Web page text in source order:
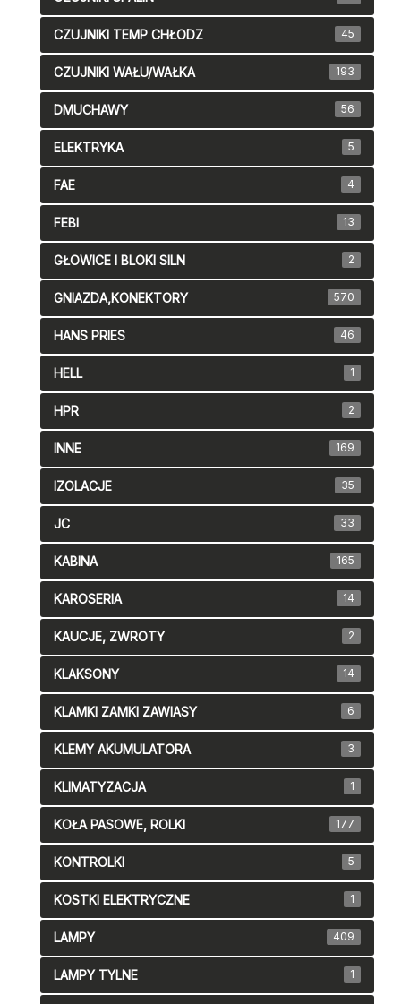
CZUJNIKI TEMP CHŁODZ 45
CZUJNIKI WAŁU/WAŁKA 193
DMUCHAWY 56
ELEKTRYKA 5
FAE 4
FEBI 13
GŁOWICE I BLOKI SILN 2
GNIAZDA,KONEKTORY 570
HANS PRIES 46
HELL 1
HPR 2
INNE 169
IZOLACJE 35
JC 33
KABINA 165
KAROSERIA 14
KAUCJE, ZWROTY 2
KLAKSONY 14
KLAMKI ZAMKI ZAWIASY 6
KLEMY AKUMULATORA 3
KLIMATYZACJA 1
KOŁA PASOWE, ROLKI 177
KONTROLKI 5
KOSTKI ELEKTRYCZNE 1
LAMPY 409
LAMPY TYLNE 1